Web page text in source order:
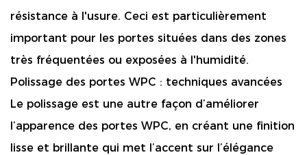
résistance à l'usure. Ceci est particulièrement
important pour les portes situées dans des zones
très fréquentées ou exposées à l'humidité.
Polissage des portes WPC : techniques avancées
Le polissage est une autre façon d’améliorer
l’apparence des portes WPC, en créant une finition
lisse et brillante qui met l’accent sur l’élégance